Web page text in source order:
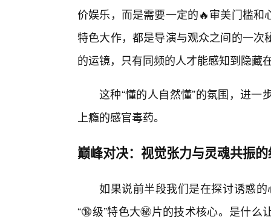
价娱乐，而是需要一定的🔥审美门槛
特色大作，都是导演与观众之间的一
的运镜，只有同频的人才能感知到隐藏
这种“懂的人自然懂”的氛围，进
上瘾的感官毒药。
巅峰对决：视觉张力与灵魂共振
如果说前半段我们是在探讨诱惑
“🔞级”特色大㊙️片的技术核心。是什